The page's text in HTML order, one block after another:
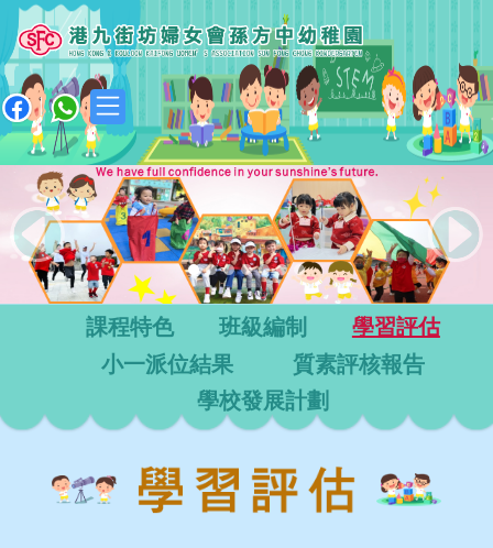
|
Previous Next
課程特色 班級編制
學習評估
小一派位結果
質素評核報告
學校發展計劃